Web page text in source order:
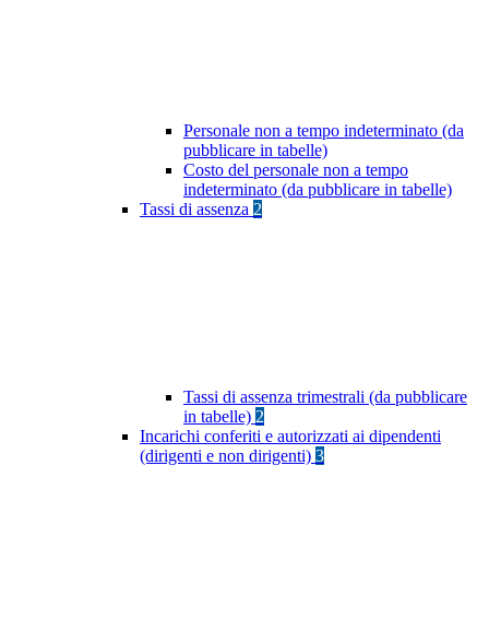
Personale non a tempo indeterminato (da
pubblicare in tabelle)
Costo del personale non a tempo
indeterminato (da pubblicare in tabelle)
Tassi di assenza 2
Tassi di assenza trimestrali (da pubblicare
in tabelle) 2
Incarichi conferiti e autorizzati ai dipendenti
(dirigenti e non dirigenti) 3